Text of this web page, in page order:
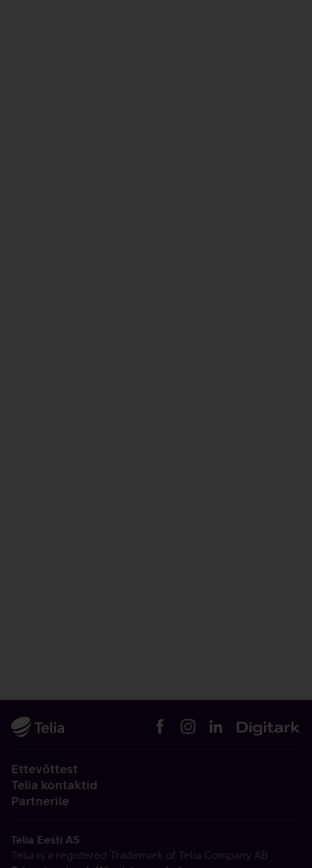
Ettevõttest
Telia kontaktid
Partnerile
Telia Eesti AS
Telia is a registered Trademark of Telia Company AB